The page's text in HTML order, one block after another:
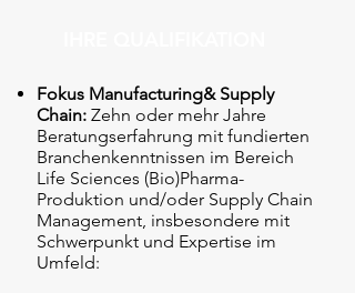
Fokus Manufacturing& Supply
Chain: Zehn oder mehr Jahre
Beratungserfahrung mit fundierten
Branchenkenntnissen im Bereich
Life Sciences (Bio)Pharma-
Produktion und/oder Supply Chain
Management, insbesondere mit
Schwerpunkt und Expertise im
Umfeld: